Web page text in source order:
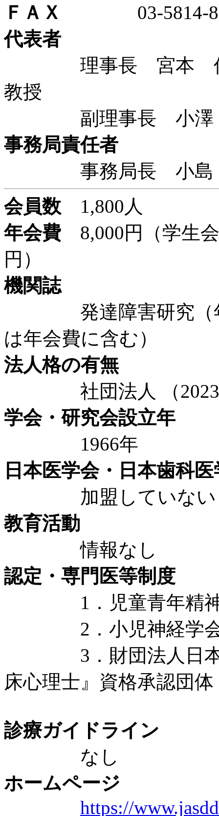
ＦＡＸ
03-5814-
代表者
理事長 宮本 信
教授
副理事長 小澤
事務局責任者
事務局長 小島
会員数 1,800人
年会費 8,000円（学生
円）
機関誌
発達障害研究（年
は年会費に含む）
法人格の有無
社団法人 （2023
学会・研究会設立年
1966年
日本医学会・日本歯科
加盟していない
教育活動
情報なし
認定・専門医等制度
1．児童青年精神
2．小児神経学会
3．財団法人日本臨
床心理士』資格承認団
診療ガイドライン
なし
ホームページ
https://